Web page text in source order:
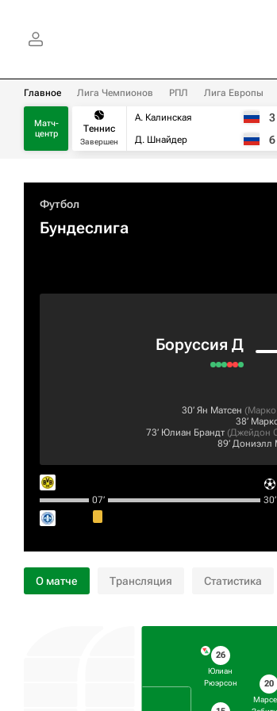
Главное Лига Чемпионов РПЛ Лига Европы
Матч-
центр
Теннис
Завершен
А. Калинская
Д. Шнайдер
3
6
Футбол
Бундеслига
Боруссия Д
30‎’‎ Ян Матсен (
38‎’‎
73‎’‎ Юлиан Брандт (Джейдон
89‎’‎ Дониэлл
07‎’‎ 30‎’‎
О матче Трансляция Статистика
26
Юлиан
Рюэрсон
20